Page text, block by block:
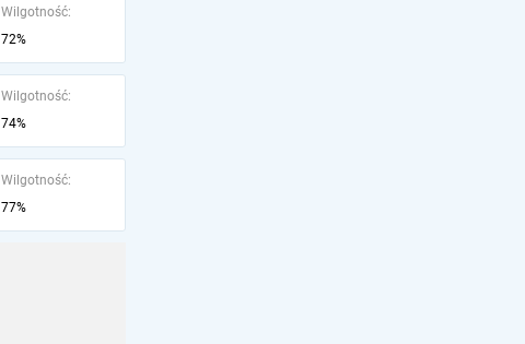
Wilgotność:
72%
Wilgotność:
74%
Wilgotność:
77%